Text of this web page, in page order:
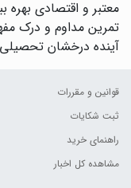
معتبر و اقتصادی بهره
تمرین مداوم و درک
آینده درخشان
قوانین و مقررات
ثبت شکایات
راهنمای خرید
مشاهده کل اخبار